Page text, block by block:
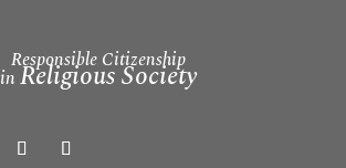
Responsible Citizenship
in Religious Society